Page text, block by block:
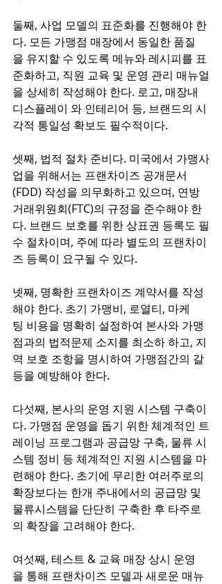
둘째, 사업 모델의 표준화를 진행해야 한
다. 모든 가맹점 매장에서 동일한 품질
을 유지할 수 있도록 메뉴와 레시피를 표
준화하고, 직원 교육 및 운영 관리 매뉴얼
을 상세히 작성해야 한다. 로고, 매장내
디스플레이 와 인테리어 등, 브랜드의 시
각적 통일성 확보도 필수적이다.
셋째, 법적 절차 준비다. 미국에서 가맹사
업을 위해서는 프랜차이즈 공개문서
(FDD) 작성을 의무화하고 있으며, 연방
거래위원회(FTC)의 규정을 준수해야 한
다. 브랜드 보호를 위한 상표권 등록도 필
수 절차이며, 주에 따라 별도의 프랜차이
즈 등록이 요구될 수 있다.
넷째, 명확한 프랜차이즈 계약서를 작성
해야 한다. 초기 가맹비, 로열티, 마케
팅 비용을 명확히 설정하여 본사와 가맹
점과의 법적문제 소지를 최소하 하고, 지
역 보호 조항을 명시하여 가맹점간의 갈
등을 예방해야 한다.
다섯째, 본사의 운영 지원 시스템 구축이
다. 가맹점 운영을 돕기 위한 체계적인 트
레이닝 프로그램과 공급망 구축, 물류 시
스템 정비 등 체계적인 지원 시스템을 마
련해야 한다. 초기에 무리한 여러주로의
확장보다는 한개 주내에서의 공급망 및
물류시스템을 단단히 구축한 후 타주로
의 확장을 고려해야 한다.
여섯째, 테스트 & 교육 매장 상시 운영
을 통해 프랜차이즈 모델과 새로운 매뉴